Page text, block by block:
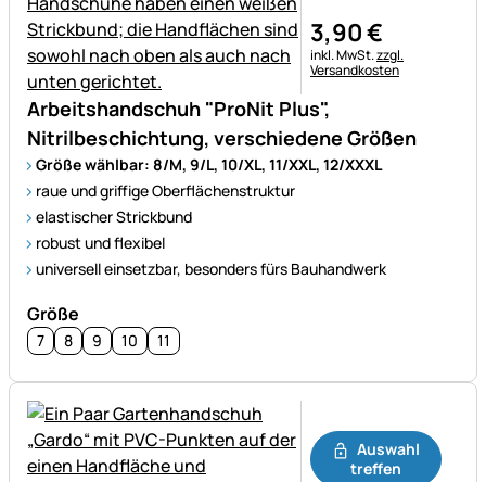
Arbeitshandschuh "ProNit Plus",
Nitrilbeschichtung, verschiedene Größen
Größe wählbar: 8/M, 9/L, 10/XL, 11/XXL, 12/XXXL
raue und griffige Oberflächenstruktur
elastischer Strickbund
robust und flexibel
universell einsetzbar, besonders fürs Bauhandwerk
Größe
7 8 9 10 11
3,90€
Steuerhinweis:
inkl. MwSt.zzgl.
Versandkosten
Auswahl
treffen